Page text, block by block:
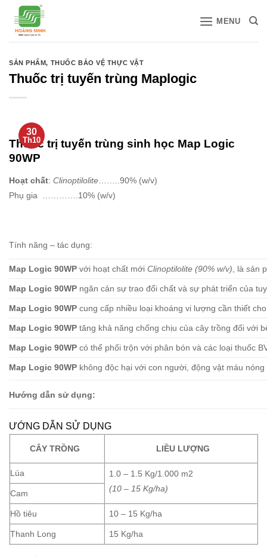
qua
MENU
SẢN PHẨM, THUỐC BẢO VỆ THỰC VẬT
Thuốc trị tuyến trùng Maplogic
30
Th10
Thuốc trị tuyến trùng sinh học Map Logic
90WP
Hoạt chất: Clinoptilolite ……..90% (w/v)
Phụ gia ………….10% (w/v)
Tính năng – tác dụng:
Map Logic 90WP với hoạt chất mới Clinoptilolite (90% w/v) , là sản
Map Logic 90WP ngăn cản sự trao đổi chất và sự phát triển của
Map Logic 90WP cung cấp nhiều loại khoáng vi lượng cần thiết
Map Logic 90WP tăng khả năng chống chịu của cây trồng đối với
Map Logic 90WP có thể phối trộn với phân bón và các loại thuốc
Map Logic 90WP không độc hại với con người, động vật máu
Hướng dẫn sử dụng:
ƯỚNG DẪN SỬ DỤNG
CÂY TRỒNG LIỀU LƯỢNG
Lúa
1.0 – 1.5 Kg/1.000 m2
(10 – 15 Kg/ha)
Cam
Hồ tiêu 10 – 15 Kg/ha
Thanh Long 15 Kg/ha